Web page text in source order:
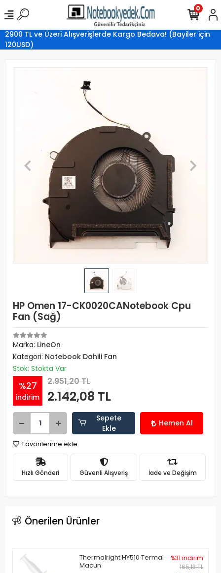
2900 TL ve Üzeri Alışverişlerde Kargo Bedava! (Bayiler için
120USD)
0
HP Omen 17-CK0020CANotebook Cpu
Fan (Sağ)
Marka: LineOn
Kategori: Notebook Dahili Fan
Stok: Stokta Var
%27
indirim
2.951,20 TL
2.142,08 TL
Sepete
Ekle
Hemen Al
Favorilerime ekle
Hızlı Gönderi Güvenli Alışveriş İade ve Değişim
Önerilen Ürünler
Thermalright HY510 Termal
Macun
%31 indirim
165,13 TL